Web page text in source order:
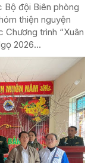
Bộ đội Biên phòng
thiện nguyện
Chương trình “Xuân
2026...